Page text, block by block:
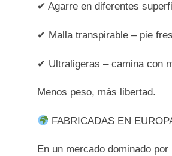
✔ Agarre en diferentes
✔ Malla transpirable – pie
✔ Ultraligeras – camina con
Menos peso, más libertad.
FABRICADAS EN
En un mercado dominado